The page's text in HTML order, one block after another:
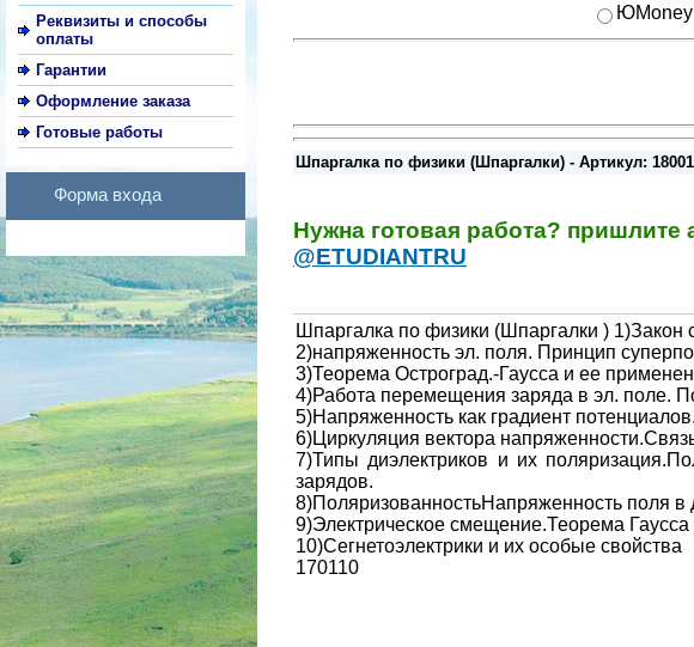
Реквизиты и способы
оплаты
Гарантии
Оформление заказа
Готовые работы
Форма входа
ЮMoney
Шпаргалка по физики (Шпаргалки) - Артикул:
Нужна готовая работа? пришлите
@ETUDIANTRU
Шпаргалка по физики (Шпаргалки ) 1)Закон
2)напряженность эл. поля. Принцип
3)Теорема Остроград.-Гаусса и ее
4)Работа перемещения заряда в эл. поле.
5)Напряженность как градиент
6)Циркуляция вектора
7)Типы диэлектриков и их
зарядов.
8)ПоляризованностьНапряженность поля в
9)Электрическое смещение.Теорема Гаусса
10)Сегнетоэлектрики и их особые свойства
170110